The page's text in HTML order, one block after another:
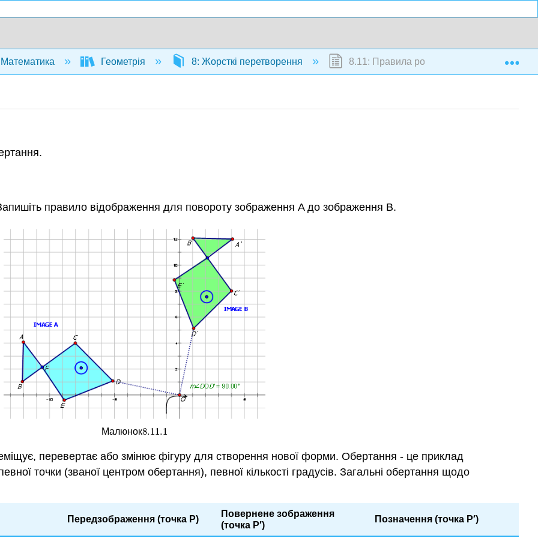
Математика Геометрія 8: Жорсткі перетворення 8.11: Правила ротації
правило відображення для повороту зображення A до зображення B.
Малюнок8.11.1
8.11.1
перевертає або змінює фігуру для створення нової форми. Обертання - це приклад
точки (званої центром обертання), певної кількості градусів. Загальні обертання щодо
Передзображення (точка P)
Повернене зображення
(точка P′)
Позначення (точка P′)